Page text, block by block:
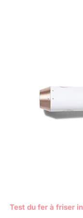
Test du fer à friser